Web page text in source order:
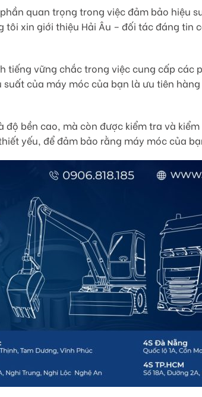
quan trọng trong việc đảm bảo hiệu
xin giới thiệu Hải Âu – đối tác đáng tin
vững chắc trong việc cung cấp các
của máy móc của bạn là ưu tiên
bền cao, mà còn được kiểm tra và
yếu, để đảm bảo rằng máy móc của